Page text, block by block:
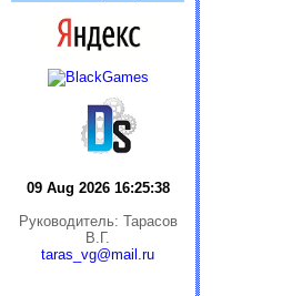
09 Aug 2026 16:25:38
Руководитель: Тарасов
В.Г.
taras_vg@mail.ru